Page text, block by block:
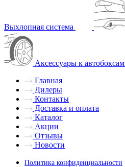
Выхлопная система
Аксессуары к автобоксам
Главная
Дилеры
Контакты
Доставка и оплата
Каталог
Акции
Отзывы
Новости
Политика конфиденциальности